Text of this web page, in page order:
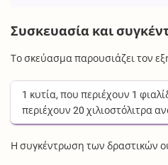
Συσκευασία και
Το σκεύασμα παρουσιάζει τον
1 κυτία, που περιέχουν 1
περιέχουν20 χιλιοστόλιτρα
Η συγκέντρωση των δραστικών